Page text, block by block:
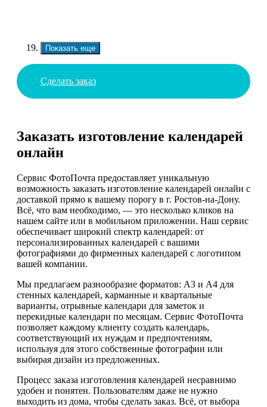
Показать еще
Сделать заказ
Заказать изготовление календарей
онлайн
Сервис ФотоПочта предоставляет уникальную
возможность заказать изготовление календарей онлайн с
доставкой прямо к вашему порогу в г. Ростов-на-Дону.
Всё, что вам необходимо, — это несколько кликов на
нашем сайте или в мобильном приложении. Наш сервис
обеспечивает широкий спектр календарей: от
персонализированных календарей с вашими
фотографиями до фирменных календарей с логотипом
вашей компании.
Мы предлагаем разнообразие форматов: А3 и А4 для
стенных календарей, карманные и квартальные
варианты, отрывные календари для заметок и
перекидные календари по месяцам. Сервис ФотоПочта
позволяет каждому клиенту создать календарь,
соответствующий их нуждам и предпочтениям,
используя для этого собственные фотографии или
выбирая дизайн из предложенных.
Процесс заказа изготовления календарей несравнимо
удобен и понятен. Пользователям даже не нужно
выходить из дома, чтобы сделать заказ. Всё, от выбора